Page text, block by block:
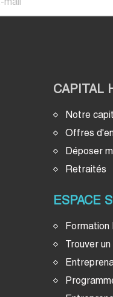
CAPITAL
Notre
Offres
Déposer
Retraités
ESPACE
Formation
Trouver